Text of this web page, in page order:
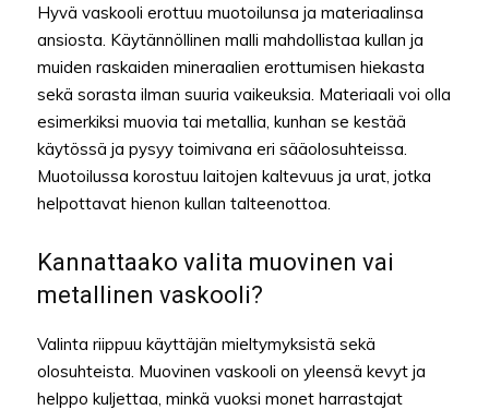
Hyvä vaskooli erottuu muotoilunsa ja materiaalinsa
ansiosta. Käytännöllinen malli mahdollistaa kullan ja
muiden raskaiden mineraalien erottumisen hiekasta
sekä sorasta ilman suuria vaikeuksia. Materiaali voi olla
esimerkiksi muovia tai metallia, kunhan se kestää
käytössä ja pysyy toimivana eri sääolosuhteissa.
Muotoilussa korostuu laitojen kaltevuus ja urat, jotka
helpottavat hienon kullan talteenottoa.
Kannattaako valita muovinen vai
metallinen vaskooli?
Valinta riippuu käyttäjän mieltymyksistä sekä
olosuhteista. Muovinen vaskooli on yleensä kevyt ja
helppo kuljettaa, minkä vuoksi monet harrastajat